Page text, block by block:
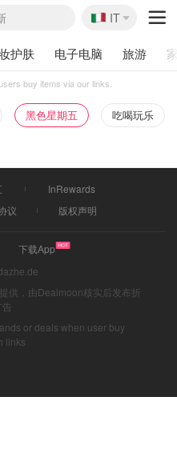
🇮🇹
IT
护肤 电子电脑 旅游
buy items via our links.
黑色星期五 吃喝玩乐
InRewards
议 版权声明
下载App
供，由Dealmoon核实后发布折
or deals when user buy
links